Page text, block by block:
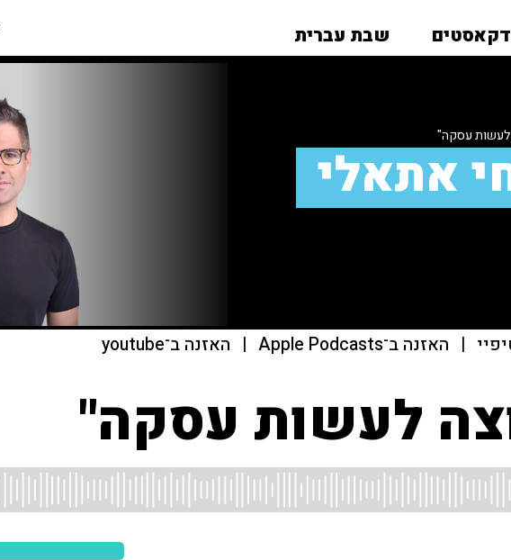
שבת עברית
לעשות עסקה"
אתאלי
| האזנה ב־Apple Podcasts | האזנה ב־youtube
לעשות עסקה"